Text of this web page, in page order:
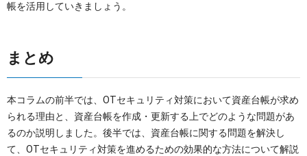
帳を活用していきましょう。
まとめ
本コラムの前半では、OTセキュリティ対策において資産台帳が求め
られる理由と、資産台帳を作成・更新する上でどのような問題があ
るのか説明しました。後半では、資産台帳に関する問題を解決し
て、OTセキュリティ対策を進めるための効果的な方法について解説